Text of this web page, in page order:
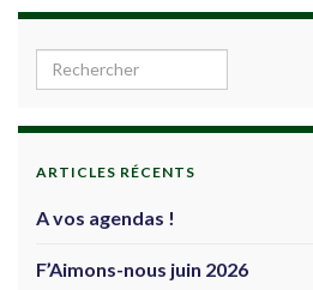
Search for:
ARTICLES RÉCENTS
A vos agendas !
F’Aimons-nous juin 2026